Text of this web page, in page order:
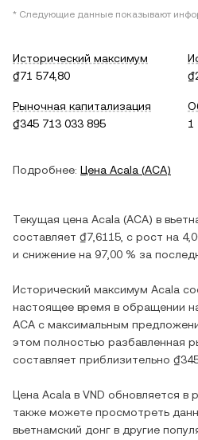
* Следующие данные показывают
Исторический максимум
₫71 574,80
Рыночная капитализация
₫345 713 033 895
1
Подробнее: Цена Acala (ACA)
Текущая цена Acala (ACA) в
составляет ₫7,6115 , c рост на
и снижение на 97,00 % за
Исторический максимум Acala
настоящее время в обращении
ACA с максимальным
этом полностью разбавленная
составляет приблизительно
Цена Acala в VND обновляется в
также можете просмотреть
вьетнамский донг в другие